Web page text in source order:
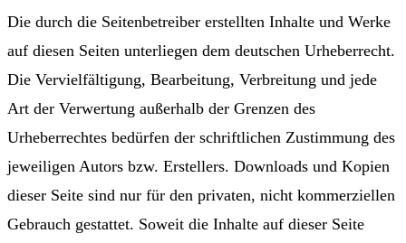
Die durch die Seitenbetreiber erstellten Inhalte und Werke
auf diesen Seiten unterliegen dem deutschen Urheberrecht.
Die Vervielfältigung, Bearbeitung, Verbreitung und jede
Art der Verwertung außerhalb der Grenzen des
Urheberrechtes bedürfen der schriftlichen Zustimmung des
jeweiligen Autors bzw. Erstellers. Downloads und Kopien
dieser Seite sind nur für den privaten, nicht kommerziellen
Gebrauch gestattet. Soweit die Inhalte auf dieser Seite